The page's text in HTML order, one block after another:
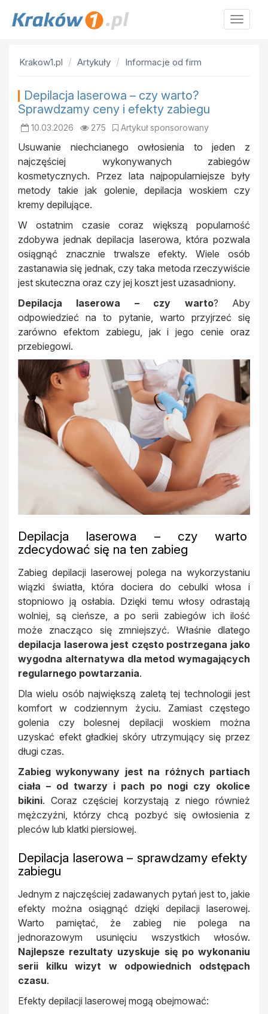
Krakow1.pl Artykuły Informacje od firm
Depilacja laserowa – czy warto?
Sprawdzamy ceny i efekty zabiegu
10.03.2026 275 Artykuł sponsorowany
Usuwanie niechcianego owłosienia to jeden z
najczęściej wykonywanych zabiegów
kosmetycznych. Przez lata najpopularniejsze były
metody takie jak golenie, depilacja woskiem czy
kremy depilujące.
W ostatnim czasie coraz większą popularność
zdobywa jednak depilacja laserowa, która pozwala
osiągnąć znacznie trwalsze efekty. Wiele osób
zastanawia się jednak, czy taka metoda rzeczywiście
jest skuteczna oraz czy jej koszt jest uzasadniony.
Depilacja laserowa – czy warto? Aby
odpowiedzieć na to pytanie, warto przyjrzeć się
zarówno efektom zabiegu, jak i jego cenie oraz
przebiegowi.
Depilacja laserowa – czy warto
zdecydować się na ten zabieg
Zabieg depilacji laserowej polega na wykorzystaniu
wiązki światła, która dociera do cebulki włosa i
stopniowo ją osłabia. Dzięki temu włosy odrastają
wolniej, są cieńsze, a po serii zabiegów ich ilość
może znacząco się zmniejszyć. Właśnie dlatego
depilacja laserowa jest często postrzegana jako
wygodna alternatywa dla metod wymagających
regularnego powtarzania.
Dla wielu osób największą zaletą tej technologii jest
komfort w codziennym życiu. Zamiast częstego
golenia czy bolesnej depilacji woskiem można
uzyskać efekt gładkiej skóry utrzymujący się przez
długi czas.
Zabieg wykonywany jest na różnych partiach
ciała – od twarzy i pach po nogi czy okolice
bikini. Coraz częściej korzystają z niego również
mężczyźni, którzy chcą pozbyć się owłosienia z
pleców lub klatki piersiowej.
Depilacja laserowa – sprawdzamy efekty
zabiegu
Jednym z najczęściej zadawanych pytań jest to, jakie
efekty można osiągnąć dzięki depilacji laserowej.
Warto pamiętać, że zabieg nie polega na
jednorazowym usunięciu wszystkich włosów.
Najlepsze rezultaty uzyskuje się po wykonaniu
serii kilku wizyt w odpowiednich odstępach
czasu.
Efekty depilacji laserowej mogą obejmować: